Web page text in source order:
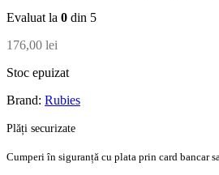
Evaluat la 0 din 5
176,00 lei
Stoc epuizat
Brand: Rubies
Plăți securizate
Cumperi în siguranță cu plata prin card bancar